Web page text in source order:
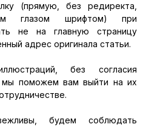
(прямую, без редиректа,
глазом шрифтом) при
не на главную страницу
адрес оригинала статьи.
без согласия
поможем вам выйти на их
будем соблюдать